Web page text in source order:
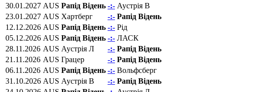
30.01.2027 AUS Рапід Відень -:- Аустрія В
23.01.2027 AUS Хартберг -:- Рапід Відень
12.12.2026 AUS Рапід Відень -:- Рід
05.12.2026 AUS Рапід Відень -:- ЛАСК
28.11.2026 AUS Аустрія Л -:- Рапід Відень
21.11.2026 AUS Грацер -:- Рапід Відень
06.11.2026 AUS Рапід Відень -:- Вольфсберг
31.10.2026 AUS Аустрія В -:- Рапід Відень